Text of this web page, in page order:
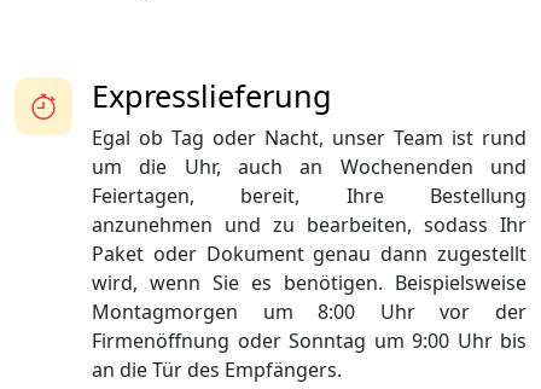
Expresslieferung
Egal ob Tag oder Nacht, unser Team ist rund
um die Uhr, auch an Wochenenden und
Feiertagen, bereit, Ihre Bestellung
anzunehmen und zu bearbeiten, sodass Ihr
Paket oder Dokument genau dann zugestellt
wird, wenn Sie es benötigen. Beispielsweise
Montagmorgen um 8:00 Uhr vor der
Firmenöffnung oder Sonntag um 9:00 Uhr bis
an die Tür des Empfängers.